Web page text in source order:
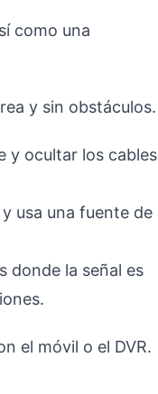
como una
y sin obstáculos.
y ocultar los cables
usa una fuente de
donde la señal es
el móvil o el DVR.